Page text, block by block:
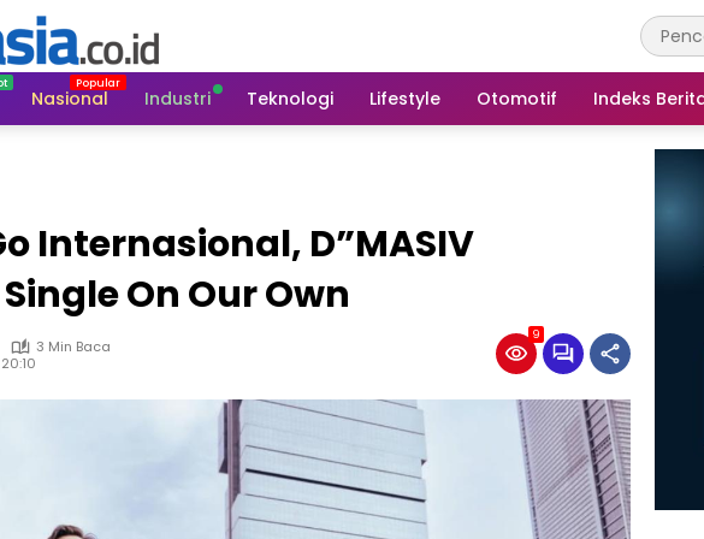
Nasional Industri Teknologi Lifestyle Otomotif Indeks
Internasional, D”MASIV
On Our Own
3 Min Baca
9